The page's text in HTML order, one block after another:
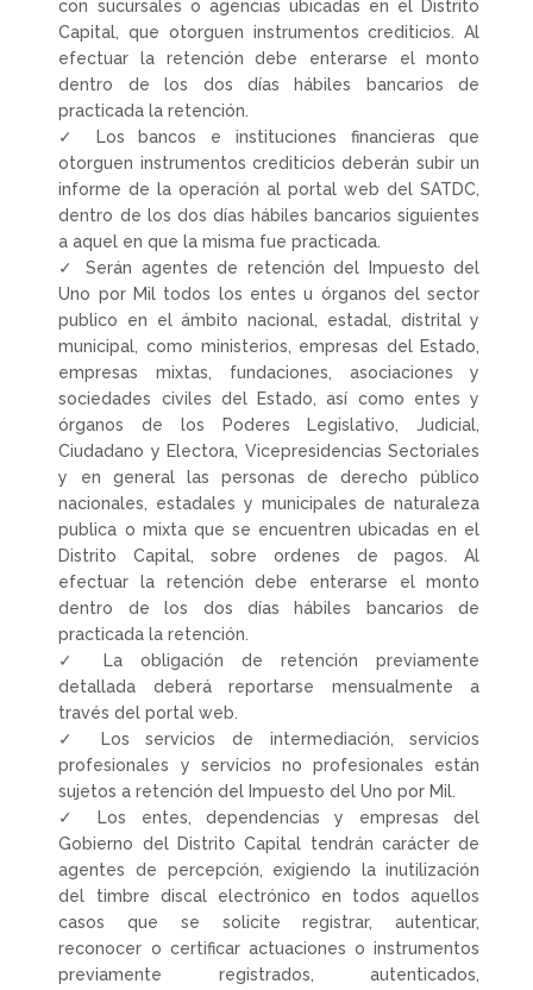
con sucursales o agencias ubicadas en el Distrito
Capital, que otorguen instrumentos crediticios. Al
efectuar la retención debe enterarse el monto
dentro de los dos días hábiles bancarios de
practicada la retención.
✓ Los bancos e instituciones financieras que
otorguen instrumentos crediticios deberán subir un
informe de la operación al portal web del SATDC,
dentro de los dos días hábiles bancarios siguientes
a aquel en que la misma fue practicada.
✓ Serán agentes de retención del Impuesto del
Uno por Mil todos los entes u órganos del sector
publico en el ámbito nacional, estadal, distrital y
municipal, como ministerios, empresas del Estado,
empresas mixtas, fundaciones, asociaciones y
sociedades civiles del Estado, así como entes y
órganos de los Poderes Legislativo, Judicial,
Ciudadano y Electora, Vicepresidencias Sectoriales
y en general las personas de derecho público
nacionales, estadales y municipales de naturaleza
publica o mixta que se encuentren ubicadas en el
Distrito Capital, sobre ordenes de pagos. Al
efectuar la retención debe enterarse el monto
dentro de los dos días hábiles bancarios de
practicada la retención.
✓ La obligación de retención previamente
detallada deberá reportarse mensualmente a
través del portal web.
✓ Los servicios de intermediación, servicios
profesionales y servicios no profesionales están
sujetos a retención del Impuesto del Uno por Mil.
✓ Los entes, dependencias y empresas del
Gobierno del Distrito Capital tendrán carácter de
agentes de percepción, exigiendo la inutilización
del timbre discal electrónico en todos aquellos
casos que se solicite registrar, autenticar,
reconocer o certificar actuaciones o instrumentos
previamente registrados, autenticados,